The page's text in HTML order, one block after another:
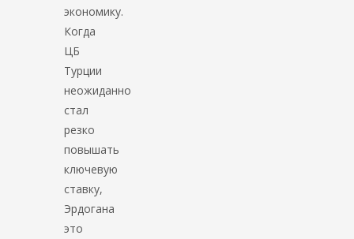
экономику.
Когда
ЦБ
Турции
неожиданно
стал
резко
повышать
ключевую
ставку,
Эрдогана
это